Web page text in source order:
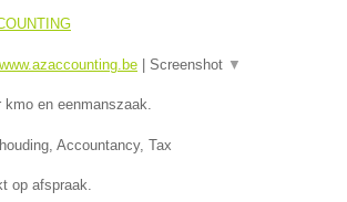
| Screenshot ▼
kmo en eenmanszaak.
Accountancy, Tax
op afspraak.